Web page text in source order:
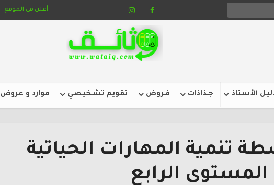
أعلن في الموقع
الأستاذ جـذاذات فـروض تقويم تشخيصي موارد و عروض
تنمية المهارات الحياتية
المستوى الرابع